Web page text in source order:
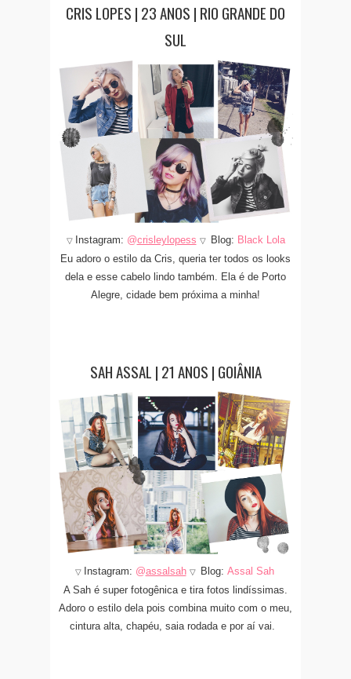
CRIS LOPES | 23 ANOS | RIO GRANDE DO
SUL
▽ Instagram: @crisleylopess ▽ Blog: Black Lola
Eu adoro o estilo da Cris, queria ter todos os looks
dela e esse cabelo lindo também. Ela é de Porto
Alegre, cidade bem próxima a minha!
SAH ASSAL | 21 ANOS | GOIÂNIA
▽ Instagram: @assalsah ▽ Blog: Assal Sah
A Sah é super fotogênica e tira fotos lindíssimas.
Adoro o estilo dela pois combina muito com o meu,
cintura alta, chapéu, saia rodada e por aí vai.